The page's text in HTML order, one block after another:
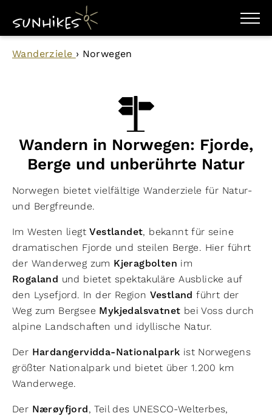
WANDERZIELE
WANDERUNGEN
Wanderziele › Norwegen
Wandern in Norwegen: Fjorde,
Berge und unberührte Natur
Norwegen bietet vielfältige Wanderziele für Natur-
und Bergfreunde.
Im Westen liegtVestlandet, bekannt für seine
dramatischen Fjorde und steilen Berge. Hier führt
der Wanderweg zum Kjeragbolten im
Rogaland und bietet spektakuläre Ausblicke auf
den Lysefjord. In der Region Vestland führt der
Weg zum Bergsee Mykjedalsvatnet bei Voss durch
alpine Landschaften und idyllische Natur.
Der Hardangervidda-Nationalpark ist Norwegens
größter Nationalpark und bietet über 1.200 km
Wanderwege.
Der Nærøyfjord, Teil des UNESCO-Welterbes,